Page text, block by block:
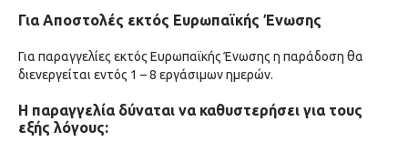
Για Αποστολές εκτός Ευρωπαϊκής Ένωσης
Για παραγγελίες εκτός Ευρωπαϊκής Ένωσης η παράδοση θα
διενεργείται εντός 1 – 8 εργάσιμων ημερών.
Η παραγγελία δύναται να καθυστερήσει για τους
εξής λόγους: